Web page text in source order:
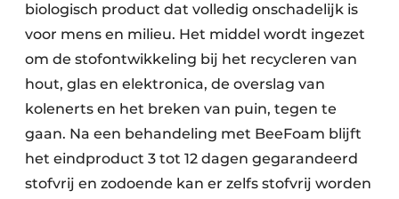
biologisch product dat volledig onschadelijk is
voor mens en milieu. Het middel wordt ingezet
om de stofontwikkeling bij het recycleren van
hout, glas en elektronica, de overslag van
kolenerts en het breken van puin, tegen te
gaan. Na een behandeling met BeeFoam blijft
het eindproduct 3 tot 12 dagen gegarandeerd
stofvrij en zodoende kan er zelfs stofvrij worden